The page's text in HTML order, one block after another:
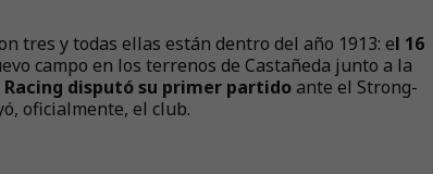
tres y todas ellas están dentro del año 1913: el 16
campo en los terrenos de Castañeda junto a la
disputó su primer partidoante el Strong-
oficialmente, el club.